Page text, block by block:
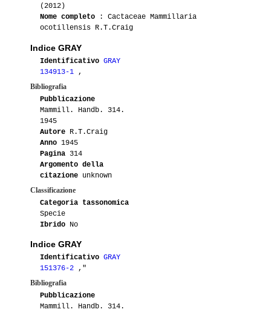
(2012)
Nome completo : Cactaceae Mammillaria
ocotillensis R.T.Craig
Indice GRAY
Identificativo GRAY
134913-1 ,
Bibliografia
Pubblicazione
Mammill. Handb. 314.
1945
Autore R.T.Craig
Anno 1945
Pagina 314
Argomento della
citazione unknown
Classificazione
Categoria tassonomica
Specie
Ibrido No
Indice GRAY
Identificativo GRAY
151376-2 ,"
Bibliografia
Pubblicazione
Mammill. Handb. 314.